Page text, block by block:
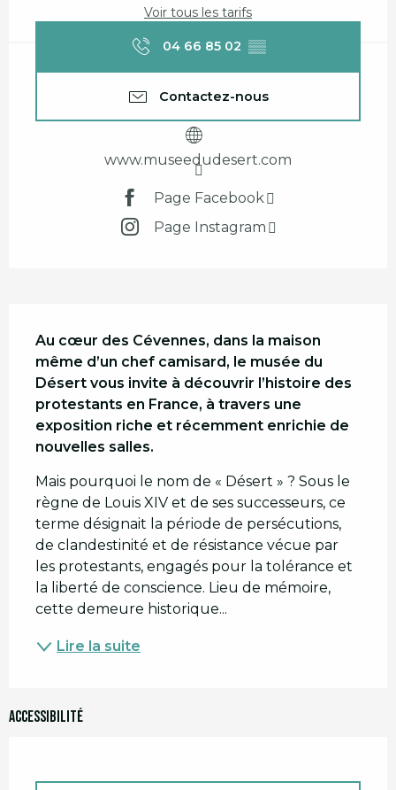
Voir tous les tarifs
04 66 85 02 ▒▒
Contactez-nous
www.museedudesert.com
Page Facebook
Page Instagram
Description
Au cœur des Cévennes, dans la maison
même d’un chef camisard, le musée du
Désert vous invite à découvrir l’histoire des
protestants en France, à travers une
exposition riche et récemment enrichie de
nouvelles salles.
Mais pourquoi le nom de « Désert » ? Sous le
règne de Louis XIV et de ses successeurs, ce
terme désignait la période de persécutions,
de clandestinité et de résistance vécue par
les protestants, engagés pour la tolérance et
la liberté de conscience. Lieu de mémoire,
cette demeure historique...
Lire la suite
Accessibilité